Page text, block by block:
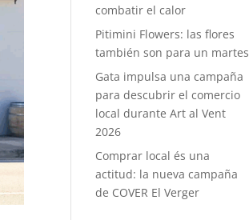
combatir el calor
Pitimini Flowers: las flores
también son para un martes
Gata impulsa una campaña
para descubrir el comercio
local durante Art al Vent
2026
Comprar local és una
actitud: la nueva campaña
de COVER El Verger